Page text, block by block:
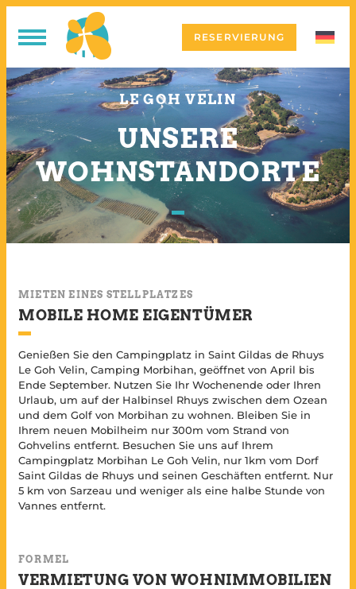
RESERVIERUNG
LE GOH VELIN
UNSERE
WOHNSTANDORTE
MIETEN EINES STELLPLATZES
MOBILE HOME EIGENTÜMER
Genießen Sie den Campingplatz in Saint Gildas de Rhuys
Le Goh Velin, Camping Morbihan, geöffnet von April bis
Ende September. Nutzen Sie Ihr Wochenende oder Ihren
Urlaub, um auf der Halbinsel Rhuys zwischen dem Ozean
und dem Golf von Morbihan zu wohnen. Bleiben Sie in
Ihrem neuen Mobilheim nur 300m vom Strand von
Gohvelins entfernt. Besuchen Sie uns auf Ihrem
Campingplatz Morbihan Le Goh Velin, nur 1km vom Dorf
Saint Gildas de Rhuys und seinen Geschäften entfernt. Nur
5 km von Sarzeau und weniger als eine halbe Stunde von
Vannes entfernt.
FORMEL
VERMIETUNG VON WOHNIMMOBILIEN